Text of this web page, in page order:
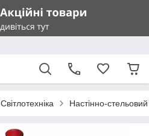
Світлотехніка Настінно-